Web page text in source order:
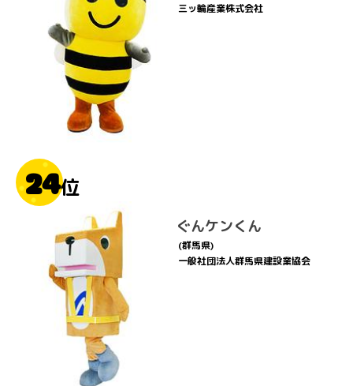
三ッ輪産業株式会社
24位
ぐんケンくん
(群馬県)
一般社団法人群馬県建設業協会